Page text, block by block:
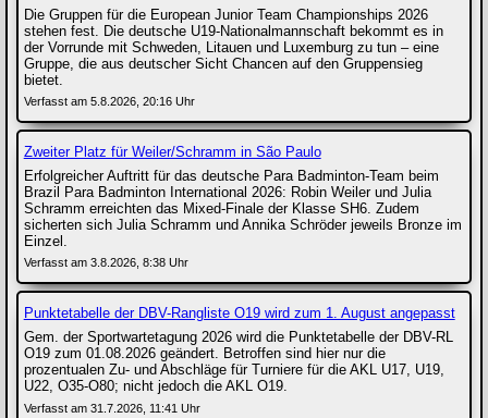
Die Gruppen für die European Junior Team Championships 2026
stehen fest. Die deutsche U19-Nationalmannschaft bekommt es in
der Vorrunde mit Schweden, Litauen und Luxemburg zu tun – eine
Gruppe, die aus deutscher Sicht Chancen auf den Gruppensieg
bietet.
Verfasst am 5.8.2026, 20:16 Uhr
Zweiter Platz für Weiler/Schramm in São Paulo
Erfolgreicher Auftritt für das deutsche Para Badminton-Team beim
Brazil Para Badminton International 2026: Robin Weiler und Julia
Schramm erreichten das Mixed-Finale der Klasse SH6. Zudem
sicherten sich Julia Schramm und Annika Schröder jeweils Bronze im
Einzel.
Verfasst am 3.8.2026, 8:38 Uhr
Punktetabelle der DBV-Rangliste O19 wird zum 1. August angepasst
Gem. der Sportwartetagung 2026 wird die Punktetabelle der DBV-RL
O19 zum 01.08.2026 geändert. Betroffen sind hier nur die
prozentualen Zu- und Abschläge für Turniere für die AKL U17, U19,
U22, O35-O80; nicht jedoch die AKL O19.
Verfasst am 31.7.2026, 11:41 Uhr